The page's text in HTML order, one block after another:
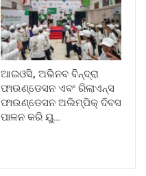
ଆଇଓସି, ଅଭିନବ ବିନ୍ଦ୍ରା
ଫାଉଣ୍ଡେସନ ଏବଂ ରିଲାଏନ୍ସ
ଫାଉଣ୍ଡେସନ ଅଲିମ୍ପିକ୍ ଦିବସ
ପାଳନ କରି ୟୁ…